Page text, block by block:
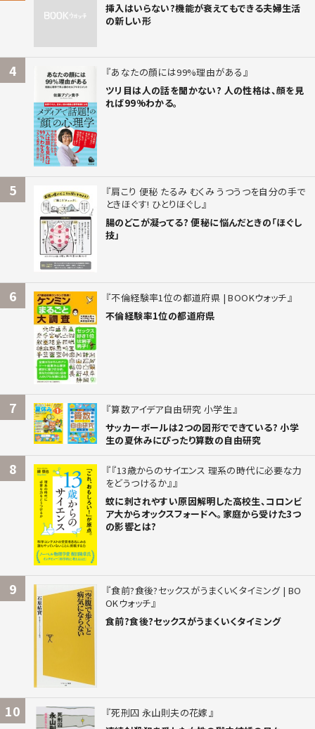
挿入はいらない?機能が衰えてもできる夫婦生活
の新しい形
4
あなたの顔には99%理由がある
ツリ目は人の話を聞かない? 人の性格は、顔を見
れば99%わかる。
5
肩こり 便秘 たるみ むくみ うつうつを自分の手で
ときほぐす! ひとりほぐし
腸のどこが凝ってる? 便秘に悩んだときの「ほぐし
技」
6
不倫経験率1位の都道府県 | BOOKウォッチ
不倫経験率1位の都道府県
7
算数アイデア自由研究 小学生
サッカーボールは2つの図形でできている? 小学
生の夏休みにぴったり算数の自由研究
8
『13歳からのサイエンス 理系の時代に必要な力
をどうつけるか』
蚊に刺されやすい原因解明した高校生、コロンビ
ア大からオックスフォードへ。家庭から受けた3つ
の影響とは?
9
食前?食後?セックスがうまくいくタイミング | BO
OKウォッチ
食前?食後?セックスがうまくいくタイミング
10
死刑囚 永山則夫の花嫁